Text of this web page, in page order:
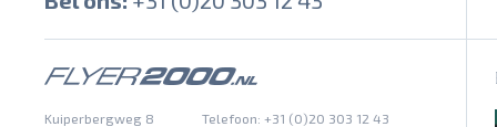
Kuiperbergweg 8 Telefoon: +31 (0)20 303 12 43